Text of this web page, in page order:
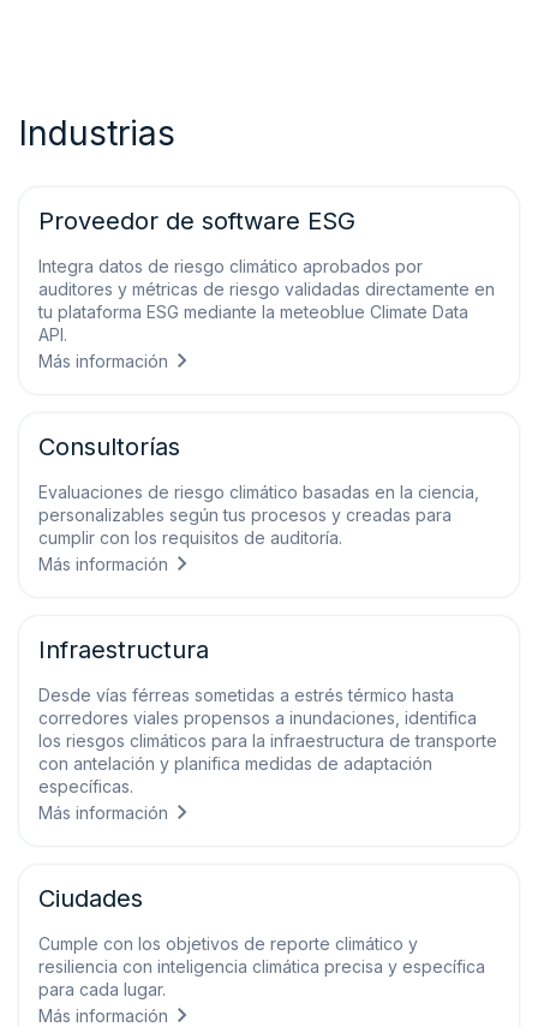
Industrias
Proveedor de software ESG
Integra datos de riesgo climático aprobados por
auditores y métricas de riesgo validadas directamente en
tu plataforma ESG mediante la meteoblue Climate Data
API.
Más información
Consultorías
Evaluaciones de riesgo climático basadas en la ciencia,
personalizables según tus procesos y creadas para
cumplir con los requisitos de auditoría.
Más información
Infraestructura
Desde vías férreas sometidas a estrés térmico hasta
corredores viales propensos a inundaciones, identifica
los riesgos climáticos para la infraestructura de transporte
con antelación y planifica medidas de adaptación
específicas.
Más información
Ciudades
Cumple con los objetivos de reporte climático y
resiliencia con inteligencia climática precisa y específica
para cada lugar.
Más información